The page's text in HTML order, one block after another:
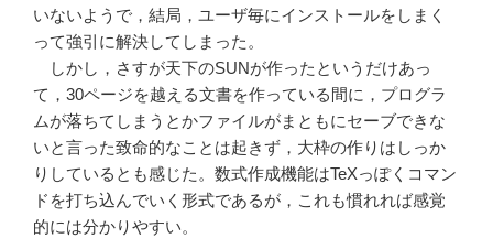
いないようで，結局，ユーザ毎にインストールをしまく
って強引に解決してしまった。
しかし，さすが天下のSUNが作ったというだけあっ
て，30ページを越える文書を作っている間に，プログラ
ムが落ちてしまうとかファイルがまともにセーブできな
いと言った致命的なことは起きず，大枠の作りはしっか
りしているとも感じた。数式作成機能はTeXっぽくコマン
ドを打ち込んでいく形式であるが，これも慣れれば感覚
的には分かりやすい。